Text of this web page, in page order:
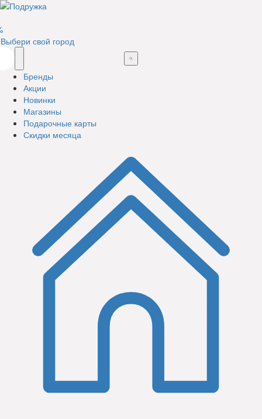
Выбери свой город
Бренды
Акции
Новинки
Магазины
Подарочные карты
Скидки месяца